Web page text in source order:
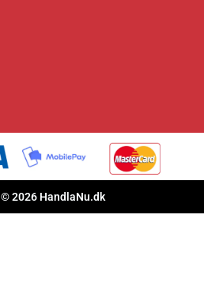
2026 HandlaNu.dk